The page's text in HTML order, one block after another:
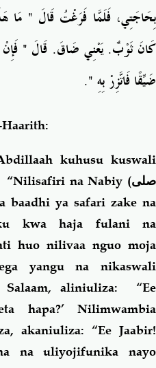
بِحَاجَتِي، فَلَمَّا فَرَغْتُ قَالَ ‏"‏ مَا
كَانَ ثَوْبٌ‏.‏ يَعْنِي ضَاقَ‏.‏ قَالَ ‏"‏ فَإِنْ
ضَيِّقًا فَاتَّزِرْ بِهِ ‏"‏‏.‏
kuhusu kuswali
“Nilisafiri na Nabiy (صلى
baadhi ya safari zake na
kwa haja fulani na
huo nilivaa nguo moja
yangu na nikaswali
Salaam, aliniuliza: “Ee
hapa?’ Nilimwambia
akaniuliza: “Ee Jaabir!
na uliyojifunika nayo